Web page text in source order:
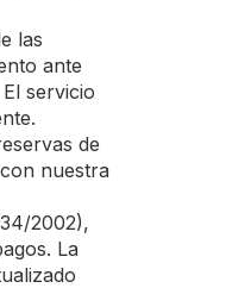
las
ante
servicio
de
nuestra
2002),
La